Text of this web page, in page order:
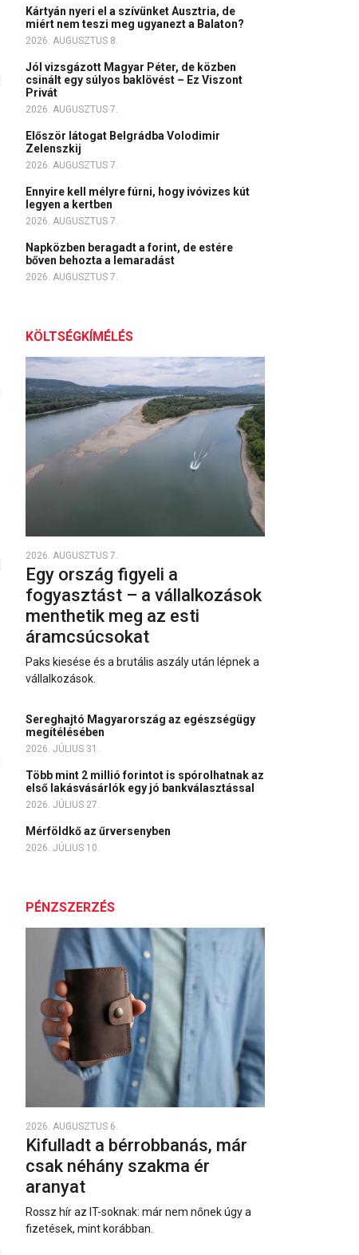
Kártyán nyeri el a szívünket Ausztria, de
miért nem teszi meg ugyanezt a Balaton?
2026. AUGUSZTUS 8.
Jól vizsgázott Magyar Péter, de közben
csinált egy súlyos baklövést – Ez Viszont
Privát
2026. AUGUSZTUS 7.
Először látogat Belgrádba Volodimir
Zelenszkij
2026. AUGUSZTUS 7.
Ennyire kell mélyre fúrni, hogy ivóvizes kút
legyen a kertben
2026. AUGUSZTUS 7.
Napközben beragadt a forint, de estére
bőven behozta a lemaradást
2026. AUGUSZTUS 7.
KÖLTSÉGKÍMÉLÉS
2026. AUGUSZTUS 7.
Egy ország figyeli a
fogyasztást – a vállalkozások
menthetik meg az esti
áramcsúcsokat
Paks kiesése és a brutális aszály után lépnek a
vállalkozások.
Sereghajtó Magyarország az egészségügy
megítélésében
2026. JÚLIUS 31.
Több mint 2 millió forintot is spórolhatnak az
első lakásvásárlók egy jó bankválasztással
2026. JÚLIUS 27.
Mérföldkő az űrversenyben
2026. JÚLIUS 10.
PÉNZSZERZÉS
2026. AUGUSZTUS 6.
Kifulladt a bérrobbanás, már
csak néhány szakma ér
aranyat
Rossz hír az IT-soknak: már nem nőnek úgy a
fizetések, mint korábban.